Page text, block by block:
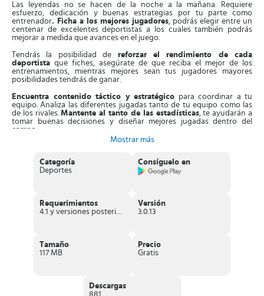
Las leyendas no se hacen de la noche a la mañana. Requiere
esfuerzo, dedicación y buenas estrategias por tu parte como
entrenador. Ficha a los mejores jugadores, podrás elegir entre un
centenar de excelentes deportistas a los cuales también podrás
mejorar a medida que avances en el juego.
Tendrás la posibilidad de reforzar el rendimiento de cada
deportista que fiches, asegúrate de que reciba el mejor de los
entrenamientos, mientras mejores sean tus jugadores mayores
posibilidades tendrás de ganar.
Encuentra contenido táctico y estratégico para coordinar a tu
equipo. Analiza las diferentes jugadas tanto de tu equipo como las
de los rivales.Mantente al tanto de las estadísticas, te ayudarán a
tomar buenas decisiones y diseñar mejores jugadas dentro del
campo.
estrategias. Disfruta de todos los momentos destacados y
emocionantes de tu equipo.
gana increíbles recompensas. El dinero que ganes lo puedes usar en
fichajes de estrellas del fútbol americano y en mejoras en las
Te permite hacer alianzas
equipo, o por el contrario, puedes unirte a uno que tenga grandes
posibilidades de ganar el campeonato.
ellos confían en ti y en tu liderazgo
Mostrar más
Categoría
Deportes
Consíguelo en
Requerimientos
4.1 y versiones posteriores
Versión
3.0.13
Tamaño
117 MB
Precio
Gratis
Descargas
881